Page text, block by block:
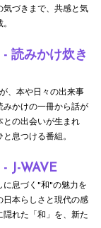
気づきまで、共感と気
読みかけ炊き
、本や日々の出来事
みかけの一冊から話が
との出会いが生まれ
息つける番組。
J-WAVE
に息づく"和"の魅力を
日本らしさと現代の感
れた「和」を、新た